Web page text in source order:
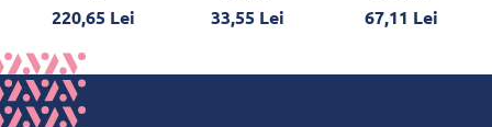
220,65 Lei 33,55 Lei 67,11 Lei